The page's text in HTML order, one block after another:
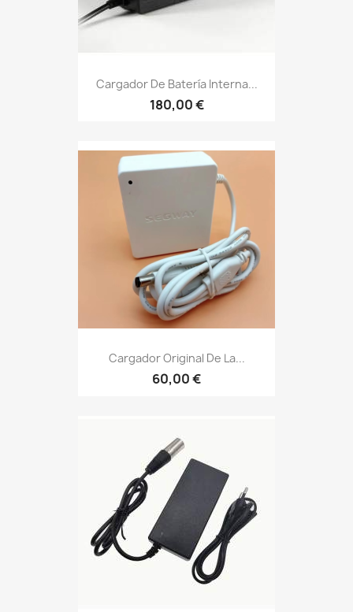
Cargador De Batería Interna...
180,00 €
Cargador Original De La...
60,00 €